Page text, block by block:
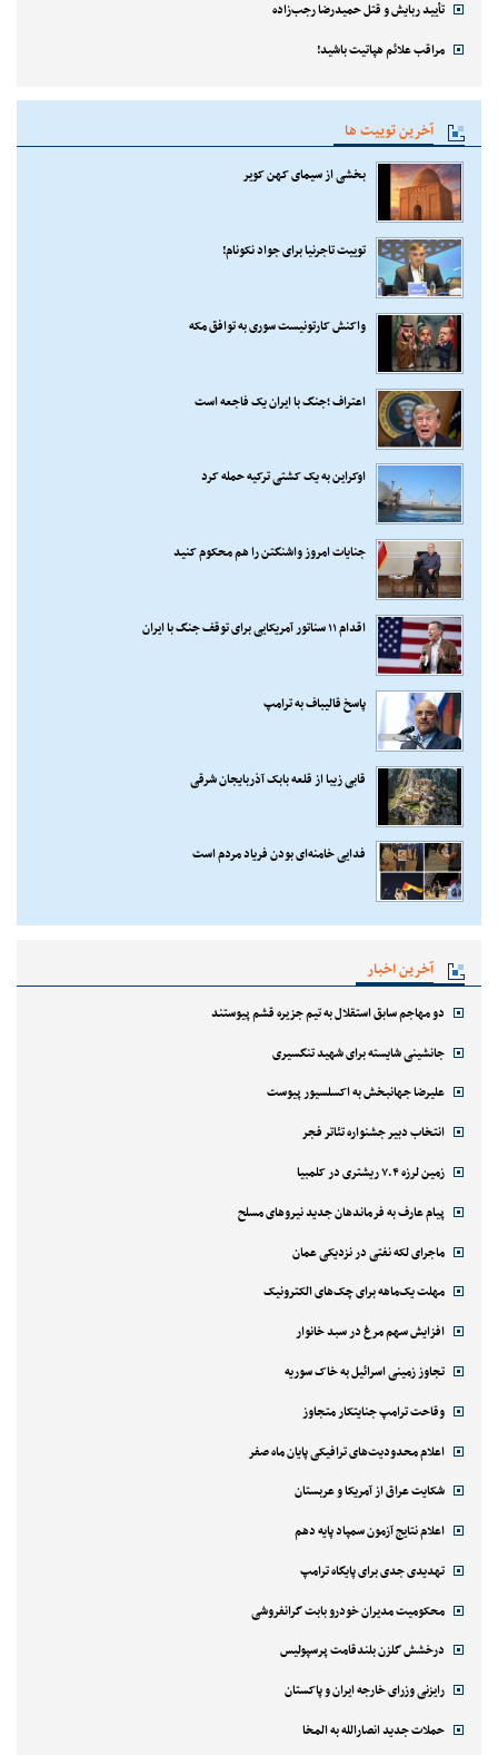
تأیید ربایش و قتل حمیدرضا رجب‌زاده
مراقب علائم هپاتیت باشید!
آخرین توییت ها
بخشی از سیمای کهن کویر
توییت تاجرنیا برای جواد نکونام!
واکنش کارتونیست سوری به توافق مکه
اعتراف ؛جنگ با ایران یک فاجعه است
اوکراین به یک کشتی ترکیه حمله کرد
جنایات امروز واشنگتن را هم محکوم کنید
اقدام ۱۱ سناتور آمریکایی برای توقف جنگ با ایران
پاسخ قالیباف به ترامپ
قابی زیبا از قلعه بابک آذربایجان شرقی
فدایی خامنه‌ای بودن فریاد مردم است
آخرین اخبار
دو مهاجم سابق استقلال به تیم جزیره قشم پیوستند
جانشینی شایسته برای شهید تنگسیری
علیرضا جهانبخش به اکسلسیور پیوست
انتخاب دبیر جشنواره تئاتر فجر
زمین لرزه ۷.۴ ریشتری در کلمبیا
پیام عارف به فرماندهان جدید نیروهای مسلح
ماجرای لکه نفتی در نزدیکی عمان
مهلت یک‌ماهه برای چک‌های الکترونیک
افزایش سهم مرغ در سبد خانوار
تجاوز زمینی اسرائیل به خاک سوریه
وقاحت ترامپ جنایتکار متجاوز
اعلام محدودیت‌های ترافیکی پایان ماه صفر
شکایت عراق از آمریکا و عربستان
اعلام نتایج آزمون سمپاد پایه دهم
تهدیدی جدی برای پایگاه ترامپ
محکومیت مدیران خودرو بابت گرانفروشی
درخشش گلزن بلندقامت پرسپولیس
رایزنی وزرای خارجه ایران و پاکستان
حملات جدید انصارالله به المخا